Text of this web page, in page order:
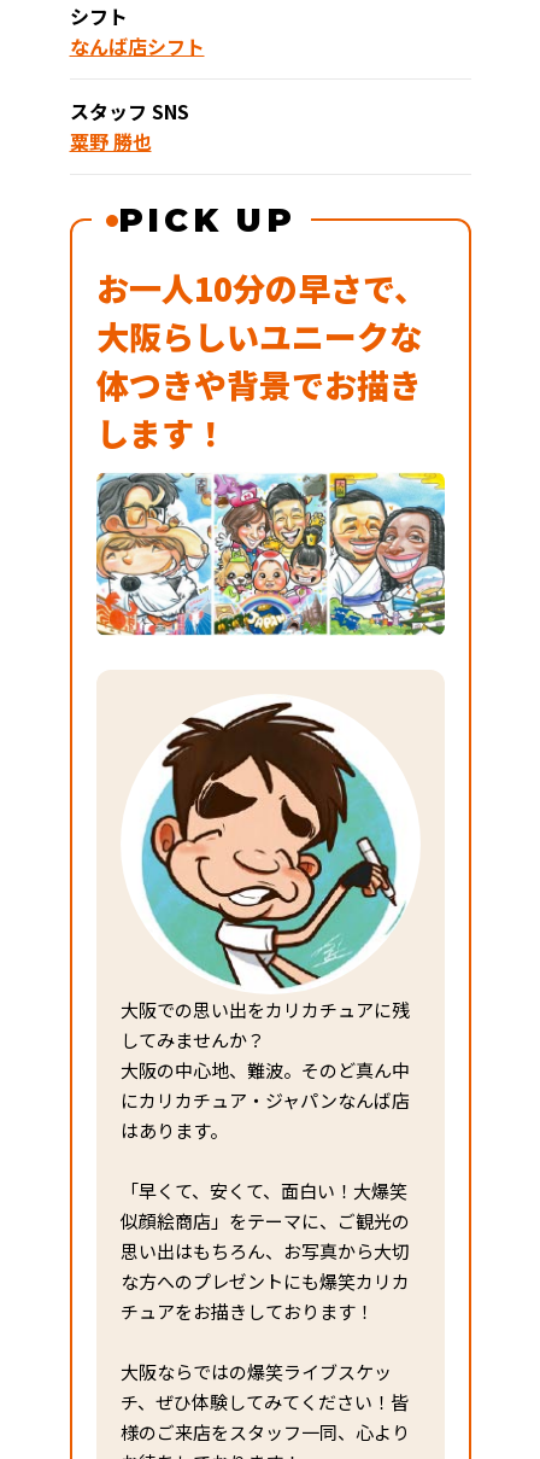
シフト
なんば店シフト
スタッフ SNS
粟野 勝也
PICK UP
お一人10分の早さで、
大阪らしいユニークな
体つきや背景でお描き
します！
大阪での思い出をカリカチュアに残
してみませんか？
大阪の中心地、難波。そのど真ん中
にカリカチュア・ジャパンなんば店
はあります。
「早くて、安くて、面白い！大爆笑
似顔絵商店」をテーマに、ご観光の
思い出はもちろん、お写真から大切
な方へのプレゼントにも爆笑カリカ
チュアをお描きしております！
大阪ならではの爆笑ライブスケッ
チ、ぜひ体験してみてください！皆
様のご来店をスタッフ一同、心より